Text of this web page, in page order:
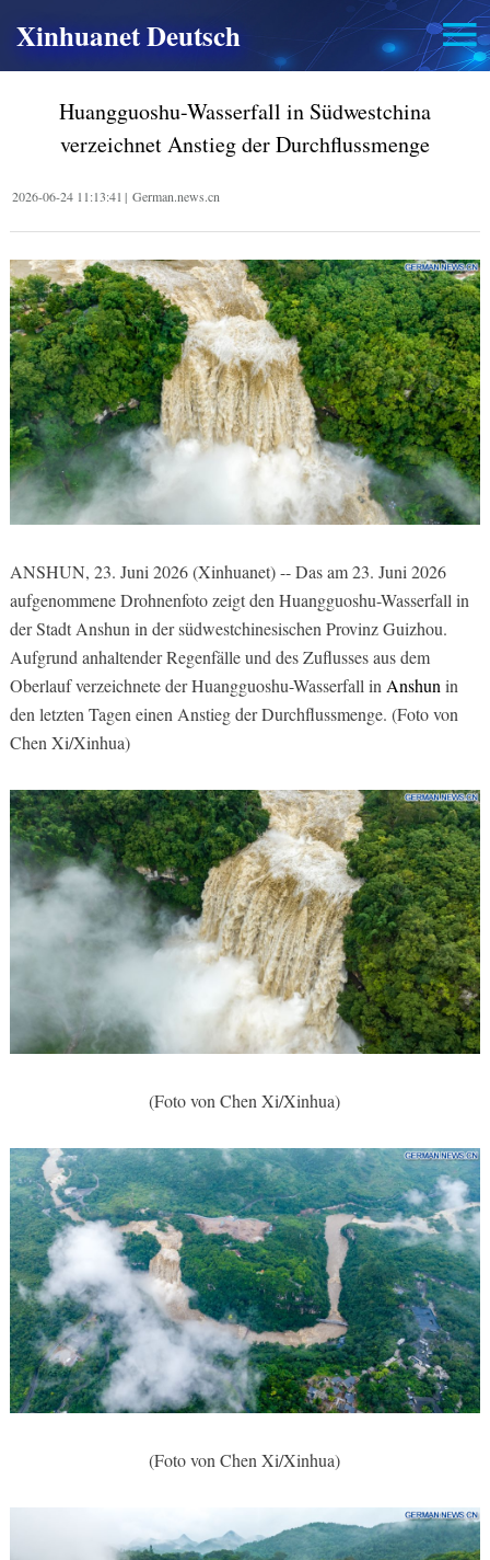
Xinhuanet Deutsch
Huangguoshu-Wasserfall in Südwestchina
verzeichnet Anstieg der Durchflussmenge
2026-06-24 11:13:41 | German.news.cn
ANSHUN, 23. Juni 2026 (Xinhuanet) -- Das am 23. Juni 2026
aufgenommene Drohnenfoto zeigt den Huangguoshu-Wasserfall in
der Stadt Anshun in der südwestchinesischen Provinz Guizhou.
Aufgrund anhaltender Regenfälle und des Zuflusses aus dem
Oberlauf verzeichnete der Huangguoshu-Wasserfall in Anshun in
den letzten Tagen einen Anstieg der Durchflussmenge. (Foto von
Chen Xi/Xinhua)
(Foto von Chen Xi/Xinhua)
(Foto von Chen Xi/Xinhua)